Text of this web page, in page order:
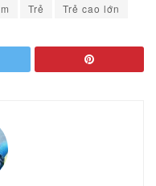
Trẻ Trẻ cao lớn